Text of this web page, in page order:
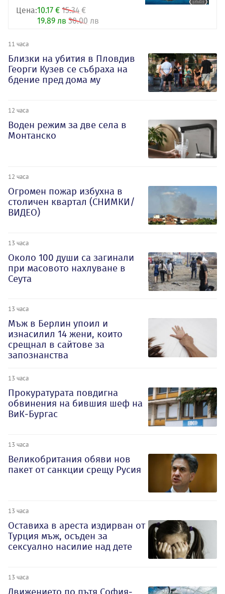
Цена:10.17 € 15.34 €
19.89 лв 30.00 лв
11 часа
Близки на убития в Пловдив
Георги Кузев се събраха на
бдение пред дома му
12 часа
Воден режим за две села в
Монтанско
12 часа
Огромен пожар избухна в
столичен квартал (СНИМКИ/
ВИДЕО)
13 часа
Около 100 души са загинали
при масовото нахлуване в
Сеута
13 часа
Мъж в Берлин упоил и
изнасилил 14 жени, които
срещнал в сайтове за
запознанства
13 часа
Прокуратурата повдигна
обвинения на бившия шеф на
ВиК-Бургас
13 часа
Великобритания обяви нов
пакет от санкции срещу Русия
13 часа
Оставиха в ареста издирван от
Турция мъж, осъден за
сексуално насилие над дете
13 часа
Движението по пътя София-